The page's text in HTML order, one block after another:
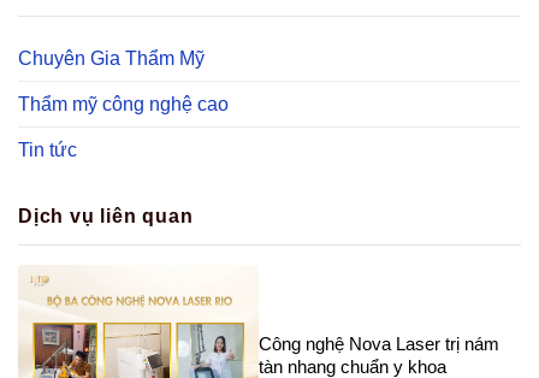
Chuyên Gia Thẩm Mỹ
Thẩm mỹ công nghệ cao
Tin tức
Dịch vụ liên quan
Công nghệ Nova Laser trị nám
tàn nhang chuẩn y khoa